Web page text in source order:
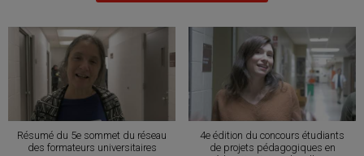
Résumé du 5e sommet du réseau
des formateurs universitaires
4e édition du concours étudiants
de projets pédagogiques en